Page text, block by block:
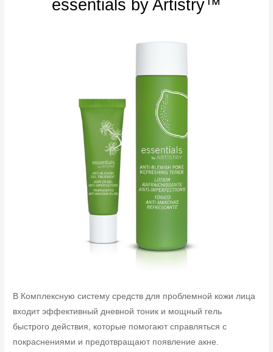
essentials by Artistry™
В Комплексную систему средств для проблемной кожи лица
входит эффективный дневной тоник и мощный гель
быстрого действия, которые помогают справляться с
покраснениями и предотвращают появление акне.